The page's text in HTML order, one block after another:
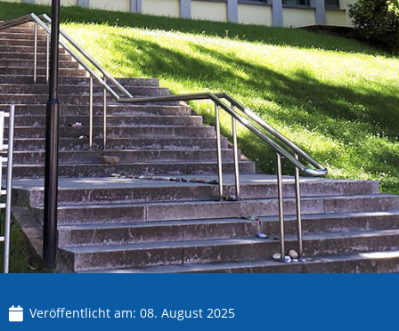
Veröffentlicht am: 08. August 2025